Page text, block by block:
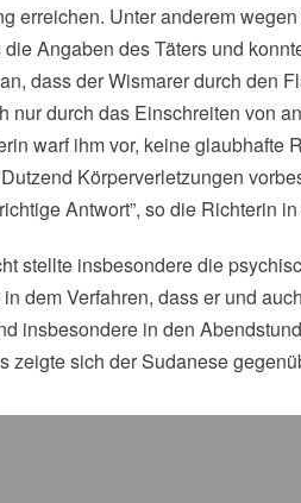
erreichen. Unter anderem
Angaben des Täters und
dass der Wismarer durch den
nur durch das Einschreiten von
warf ihm vor, keine glaubhafte
Körperverletzungen
Antwort”, so die Richterin
stellte insbesondere die
dem Verfahren, dass er und
insbesondere in den
zeigte sich der Sudanese